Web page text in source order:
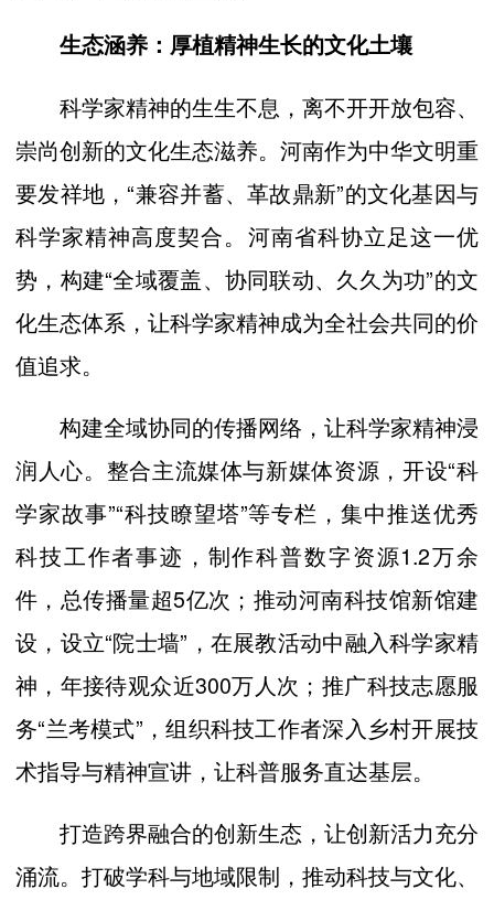
生态涵养：厚植精神生长的文化土壤
科学家精神的生生不息，离不开开放包容、
崇尚创新的文化生态滋养。河南作为中华文明重
要发祥地，“兼容并蓄、革故鼎新”的文化基因与
科学家精神高度契合。河南省科协立足这一优
势，构建“全域覆盖、协同联动、久久为功”的文
化生态体系，让科学家精神成为全社会共同的价
值追求。
构建全域协同的传播网络，让科学家精神浸
润人心。整合主流媒体与新媒体资源，开设“科
学家故事”“科技瞭望塔”等专栏，集中推送优秀
科技工作者事迹，制作科普数字资源1.2万余
件，总传播量超5亿次；推动河南科技馆新馆建
设，设立“院士墙”，在展教活动中融入科学家精
神，年接待观众近300万人次；推广科技志愿服
务“兰考模式”，组织科技工作者深入乡村开展技
术指导与精神宣讲，让科普服务直达基层。
打造跨界融合的创新生态，让创新活力充分
涌流。打破学科与地域限制，推动科技与文化、